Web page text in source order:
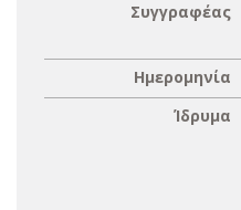
Συγγραφέας
Ημερομηνία
Ίδρυμα